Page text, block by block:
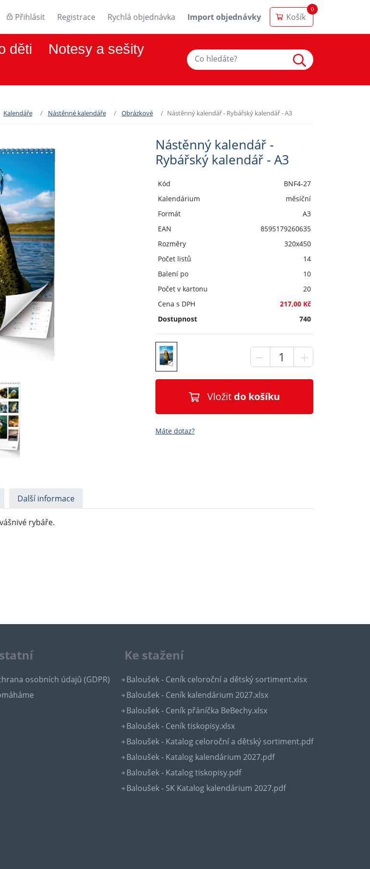
Přihlásit Registrace Rychlá objednávka Import objednávky Košík
0
děti
Notesy a sešity
Kalendáře Nástěnné kalendáře Obrázkové Nástěnný kalendář - Rybářský kalendář - A3
Nástěnný kalendář -
Rybářský kalendář - A3
Kód
BNF4-27
Kalendárium
měsíční
Formát
A3
EAN
8595179260635
Rozměry
320x450
Počet listů
14
Balení po
10
Počet v kartonu
20
Cena s DPH
217,00 Kč
Dostupnost
740
Vložit do košíku
Máte dotaz?
Další informace
rybáře.
osobních údajů (GDPR)
Ke stažení
Baloušek - Ceník celoroční a dětský sortiment.xlsx
Baloušek - Ceník kalendárium 2027.xlsx
Baloušek - Ceník přáníčka BeBechy.xlsx
Baloušek - Ceník tiskopisy.xlsx
Baloušek - Katalog celoroční a dětský sortiment.pdf
Baloušek - Katalog kalendárium 2027.pdf
Baloušek - Katalog tiskopisy.pdf
Baloušek - SK Katalog kalendárium 2027.pdf